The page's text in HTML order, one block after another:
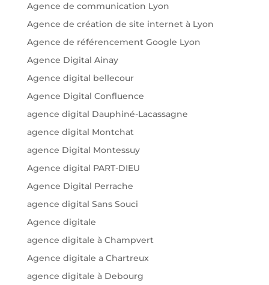
Agence de communication Lyon
Agence de création de site internet à Lyon
Agence de référencement Google Lyon
Agence Digital Ainay
Agence digital bellecour
Agence Digital Confluence
agence digital Dauphiné-Lacassagne
agence digital Montchat
agence Digital Montessuy
Agence digital PART-DIEU
Agence Digital Perrache
agence digital Sans Souci
Agence digitale
agence digitale à Champvert
Agence digitale a Chartreux
agence digitale à Debourg